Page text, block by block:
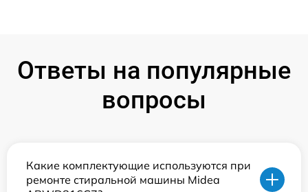
Ответы на популярные
вопросы
Какие комплектующие используются при
ремонте стиральной машины Midea